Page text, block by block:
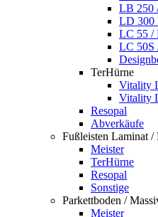
LB 250
LD 300
LC 55 /
LC 50S
TerHürne
Vitality
Vitality
Resopal
Abverkäufe
Fußleisten Laminat
Meister
TerHürne
Resopal
Sonstige
Parkettboden /
Meister